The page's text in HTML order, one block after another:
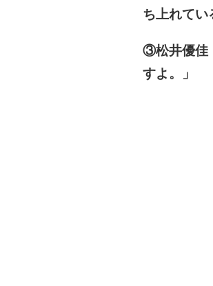
ち上れてい
③松井優佳
すよ。」